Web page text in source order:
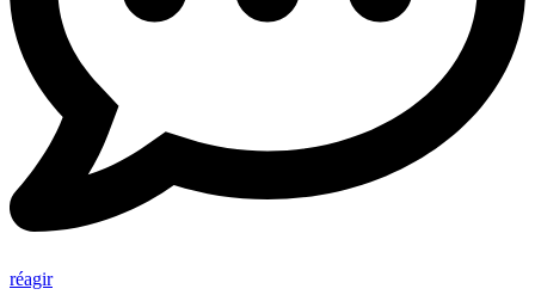
réagir